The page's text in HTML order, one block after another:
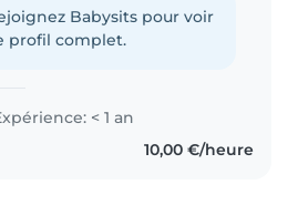
en âge d'aller à l'école
Actuellement en
Babysits pour voir
profil complet.
< 1 an
10,00 €/heure